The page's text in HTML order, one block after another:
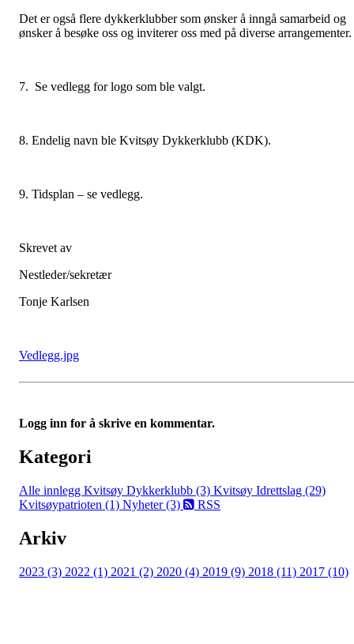
Det er også flere dykkerklubber som ønsker å inngå samarbeid og
ønsker å besøke oss og inviterer oss med på diverse arrangementer.
7. Se vedlegg for logo som ble valgt.
8. Endelig navn ble Kvitsøy Dykkerklubb (KDK).
9. Tidsplan – se vedlegg.
Skrevet av
Nestleder/sekretær
Tonje Karlsen
Vedlegg.jpg
Logg inn for å skrive en kommentar.
Kategori
Alle innlegg Kvitsøy Dykkerklubb (3) Kvitsøy Idrettslag (29)
Kvitsøypatrioten (1) Nyheter (3) RSS
Arkiv
2023 (3) 2022 (1) 2021 (2) 2020 (4) 2019 (9) 2018 (11) 2017 (10)